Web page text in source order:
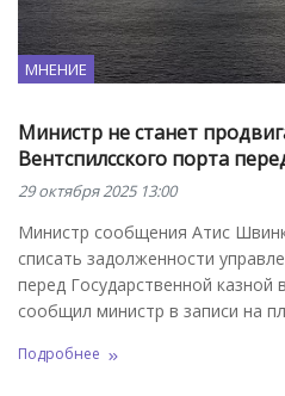
МНЕНИЕ
Министр не станет
Вентспилсского порта
29 октября 2025 13:00
Министр сообщения Атис
списать задолженности
перед Государственной казной
сообщил министр в записи на
Подробнее